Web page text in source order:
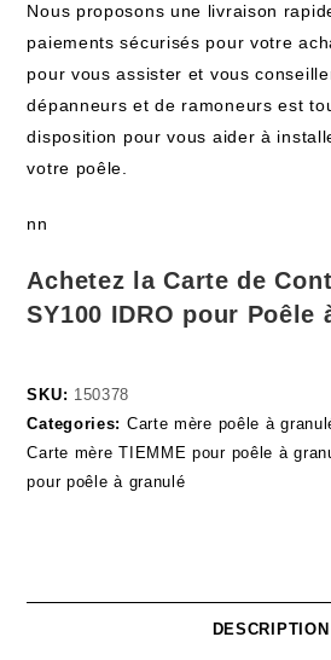
Nous proposons une livraison
paiements sécurisés pour votre
pour vous assister et vous
dépanneurs et de ramoneurs est
disposition pour vous aider à
votre poêle.
nn
Achetez la Carte de
SY100 IDRO pour Poêle
SKU: 150378
Categories: Carte mère poêle à
Carte mère TIEMME pour poêle à
pour poêle à granulé
DESCRIPTION